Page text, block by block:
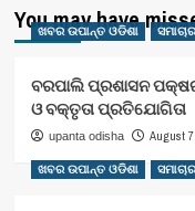
You may have
ଖବର ଉପାନ୍ତ ଓଡିଶା ସମାଚାର
ବରପାଲି ପ୍ରଶାସନ
ଓ ବକ୍ତୃତା ପ୍ରତିଯୋଗିତା
upanta odisha August
ଖବର ଉପାନ୍ତ ଓଡିଶା ସମାଚାର